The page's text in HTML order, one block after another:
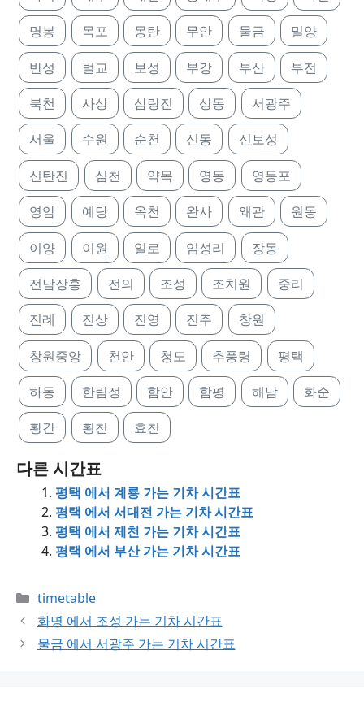
명봉 목포 몽탄 무안 물금 밀양
반성 벌교 보성 부강 부산 부전
북천 사상 삼랑진 상동 서광주
서울 수원 순천 신동 신보성
신탄진 심천 약목 영동 영등포
영암 예당 옥천 완사 왜관 원동
이양 이원 일로 임성리 장동
전남장흥 전의 조성 조치원 중리
진례 진상 진영 진주 창원
창원중앙 천안 청도 추풍령 평택
하동 한림정 함안 함평 해남 화순
황간 횡천 효천
다른 시간표
평택 에서 계룡 가는 기차 시간표
평택 에서 서대전 가는 기차 시간표
평택 에서 제천 가는 기차 시간표
평택 에서 부산 가는 기차 시간표
Categories
timetable
화명 에서 조성 가는 기차 시간표
물금 에서 서광주 가는 기차 시간표